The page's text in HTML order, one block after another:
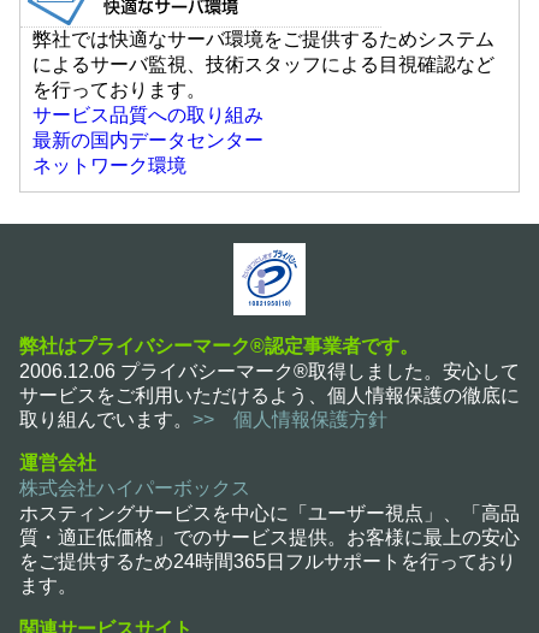
弊社では快適なサーバ環境をご提供するためシステム
によるサーバ監視、技術スタッフによる目視確認など
を行っております。
サービス品質への取り組み
最新の国内データセンター
ネットワーク環境
弊社はプライバシーマーク®認定事業者です。
2006.12.06 プライバシーマーク®取得しました。安心して
サービスをご利用いただけるよう、個人情報保護の徹底に
取り組んでいます。 >> 個人情報保護方針
運営会社
株式会社ハイパーボックス
ホスティングサービスを中心に「ユーザー視点」、「高品
質・適正低価格」でのサービス提供。お客様に最上の安心
をご提供するため24時間365日フルサポートを行っており
ます。
関連サービスサイト